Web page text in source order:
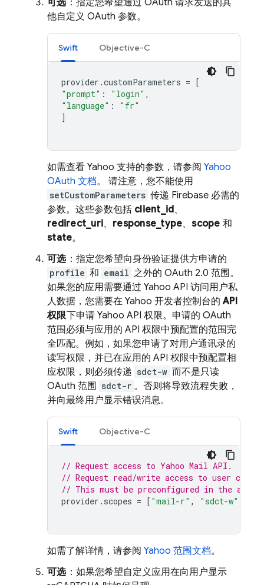
可选：指定您希望通过 OAuth 请求发送的其
他自定义 OAuth 参数。
Swift Objective-C
provider .customParameters = [
"prompt" : "login" ,
"language" :
"fr"
]
如需查看 Yahoo 支持的参数，请参阅 Yahoo
OAuth 文档。 请注意，您不能使用
setCustomParameters 传递 Firebase 必需的
参数。这些参数包括 client_id、
redirect_uri、 response_type、scope 和
state。
可选：指定您希望向身份验证提供方申请的
profile 和 email 之外的 OAuth 2.0 范围。
如果您的应用需要通过 Yahoo API 访问用户私
人数据，您需要在 Yahoo 开发者控制台的API
权限下申请 Yahoo API 权限。申请的 OAuth
范围必须与应用的 API 权限中预配置的范围完
全匹配。例如，如果您申请了对用户通讯录的
读写权限，并已在应用的 API 权限中预配置相
应权限，则必须传递 sdct-w 而不是只读
OAuth 范围 sdct-r 。否则将导致流程失败，
并向最终用户显示错误消息。
Swift Objective-C
// Request access to Yahoo Mail API.
// Request read/write access to user
// This must be preconfigured in the app's
provider . scopes = [ "mail-r" , "sdct-w"
如需了解详情，请参阅 Yahoo 范围文档。
可选：如果您希望自定义应用在向用户显示